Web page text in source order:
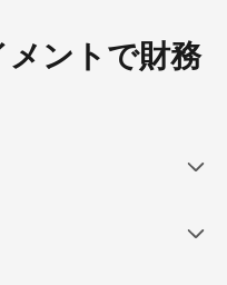
ントで財務